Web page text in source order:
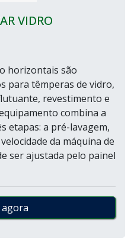
VIDRO
horizontais são
para têmperas de vidro,
revestimento e
combina a
etapas: a pré-lavagem,
da máquina de
ser ajustada pelo painel